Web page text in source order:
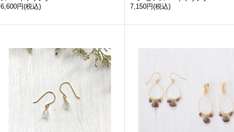
6,600円(税込)
7,150円(税込)